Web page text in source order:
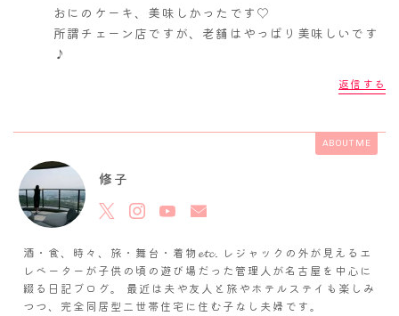
おにのケーキ、美味しかったです♡
所謂チェーン店ですが、老舗はやっぱり美味しいです
♪
返信する
ABOUT ME
修子
酒・食、時々、旅・舞台・着物𝓮𝓽𝓬. レジャックの外が見えるエ
レベーターが子供の頃の遊び場だった管理人が名古屋を中心に
綴る日記ブログ。 最近は夫や友人と旅やホテルステイも楽しみ
つつ、完全同居型二世帯住宅に住む子なし夫婦です。